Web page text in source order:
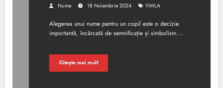
Nume 18 Noiembrie 2024 YIMLA
Alegerea unui nume pentru un copil este o decizie
importantă, încărcată de semnificație și simbolism.…
Citește mai mult